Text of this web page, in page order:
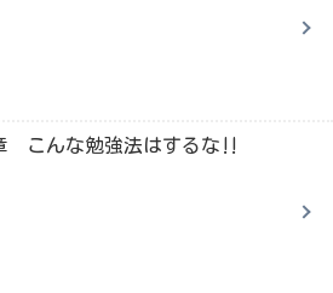
こんな勉強法はするな‼